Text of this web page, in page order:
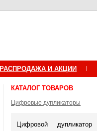
РАСПРОДАЖА И АКЦИИ
КАТАЛОГ ТОВАРОВ
Цифровые дупликаторы
Цифровой